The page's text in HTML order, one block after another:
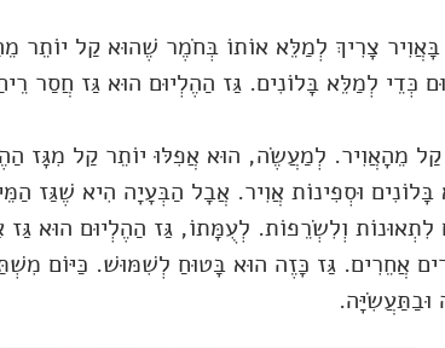
צָרִיךְ לְמַלֵּא אוֹתוֹ בְּחֹמֶר שֶׁהוּא קַל יוֹתֵר
כְּדֵי לְמַלֵּא בָּלוֹנִים. גַּז הַהֶלְיוּם הוּא גַּז חֲסַר
קַל מֵהָאֲוִיר. לְמַעֲשֶׂה, הוּא אֲפִלּוּ יוֹתֵר קַל מִגָּז
וּסְפִינוֹת אֲוִיר. אֲבָל הַבְּעָיָה הִיא שֶׁגַּז
וְלִשְׂרֵפוֹת. לְעֻמָּתוֹ, גַּז הַהֶלְיוּם הוּא
אֲחֵרִים. גַּז כָּזֶה הוּא בָּטוּחַ לְשִׁמּוּשׁ. כַּיּוֹם
וּבַתַּעֲשִׂיָּה.